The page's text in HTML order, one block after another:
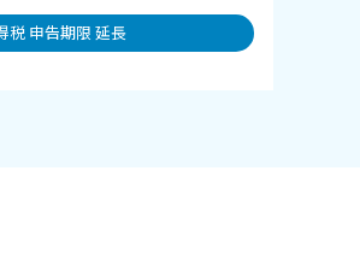
税 申告期限 延長